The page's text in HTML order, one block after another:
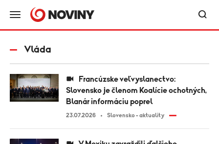
Vláda
Slovensko je členom Koalície ochotných,
Blanár informáciu poprel
23.07.2026 Slovensko - aktuality